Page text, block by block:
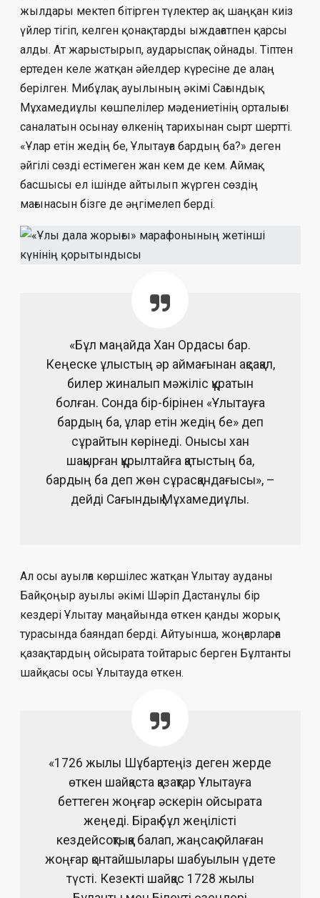
жылдары мектеп бітірген түлектер ақ шаңқан киіз
үйлер тігіп, келген қонақтарды ыждағатпен қарсы
алды. Ат жарыстырып, аударыспақ ойнады. Тіптен
ертеден келе жатқан әйелдер күресіне де алаң
берілген. Мибұлақ ауылының әкімі Сағындық
Мұхамедиұлы көшпелілер мәдениетінің орталығы
саналатын осынау өлкенің тарихынан сырт шертті.
«Ұлар етін жедің бе, Ұлытауға бардың ба?» деген
әйгілі сөзді естімеген жан кем де кем. Аймақ
басшысы ел ішінде айтылып жүрген сөздің
мағынасын бізге де әңгімелеп берді.
«Бұл маңайда Хан Ордасы бар.
Кеңеске ұлыстың әр аймағынан ақсақал,
билер жиналып мәжіліс құратын
болған. Сонда бір-бірінен «Ұлытауға
бардың ба, ұлар етін жедің бе» деп
сұрайтын көрінеді. Онысы хан
шақырған құрылтайға қатыстың ба,
бардың ба деп жөн сұрасқандағысы», –
дейді Сағындық Мұхамедиұлы.
Ал осы ауылға көршілес жатқан Ұлытау ауданы
Байқоңыр ауылы әкімі Шәріп Дастанұлы бір
кездері Ұлытау маңайында өткен қанды жорық
турасында баяндап берді. Айтуынша, жоңғарларға
қазақтардың ойсырата тойтарыс берген Бұлтанты
шайқасы осы Ұлытауда өткен.
«1726 жылы Шұбартеңіз деген жерде
өткен шайқаста қазақтар Ұлытауға
беттеген жоңғар әскерін ойсырата
жеңеді. Бірақ бұл жеңілісті
кездейсоқтыққа балап, жаңсақ ойлаған
жоңғар қонтайшылары шабуылын үдете
түсті. Кезекті шайқас 1728 жылы